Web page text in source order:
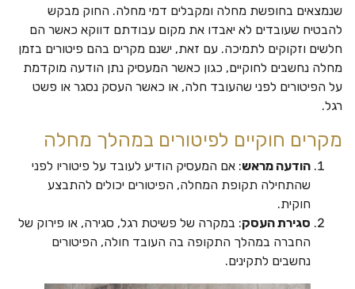
שנמצאים בחופשת מחלה ומקבלים דמי מחלה. החוק מבקש
להבטיח שעובדים לא יאבדו את מקום עבודתם דווקא כאשר הם
חלשים וזקוקים לתמיכה. עם זאת, ישנם מקרים בהם פיטורים בזמן
מחלה נחשבים לחוקיים, כגון כאשר המעסיק נתן הודעה מוקדמת
על הפיטורים לפני שהעובד חלה, או כאשר העסק נסגר או פשט
רגל.
מקרים חוקיים לפיטורים במהלך מחלה
הודעה מראש: אם המעסיק הודיע לעובד על פיטוריו לפני
שהתחילה תקופת המחלה, הפיטורים יכולים להתבצע
חוקית.
סגירת העסק: במקרה של פשיטת רגל, סגירה, או פירוק של
החברה במהלך התקופה בה העובד חולה, הפיטורים
נחשבים לתקינים.